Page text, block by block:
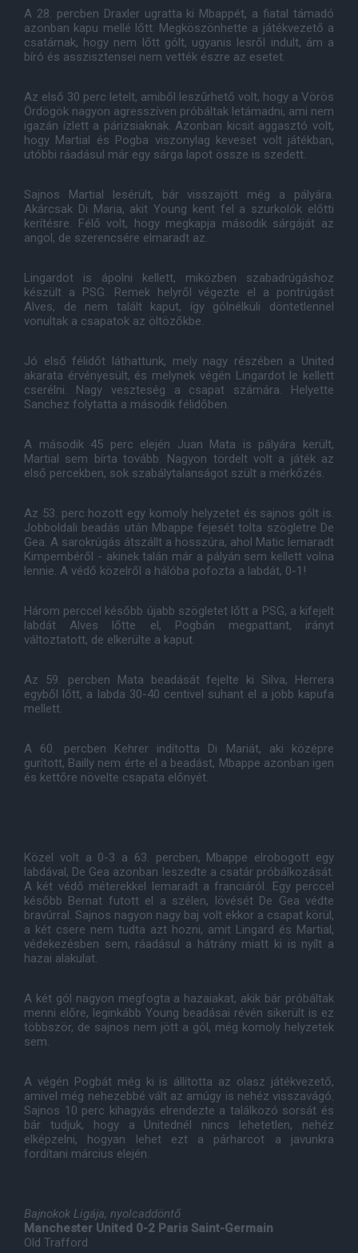
A 28. percben Draxler ugratta ki Mbappét, a fiatal támadó
azonban kapu mellé lőtt. Megköszönhette a játékvezető a
csatárnak, hogy nem lőtt gólt, ugyanis lesről indult, ám a
bíró és asszisztensei nem vették észre az esetet.
Az első 30 perc letelt, amiből leszűrhető volt, hogy a Vörös
Ördögök nagyon agresszíven próbáltak letámadni, ami nem
igazán ízlett a párizsiaknak. Azonban kicsit aggasztó volt,
hogy Martial és Pogba viszonylag keveset volt játékban,
utóbbi ráadásul már egy sárga lapot össze is szedett.
Sajnos Martial lesérült, bár visszajött még a pályára.
Akárcsak Di Maria, akit Young kent fel a szurkolók előtti
kerítésre. Félő volt, hogy megkapja második sárgáját az
angol, de szerencsére elmaradt az.
Lingardot is ápolni kellett, miközben szabadrúgáshoz
készült a PSG. Remek helyről végezte el a pontrúgást
Alves, de nem talált kaput, így gólnélküli döntetlennel
vonultak a csapatok az öltözőkbe.
Jó első félidőt láthattunk, mely nagy részében a United
akarata érvényesült, és melynek végén Lingardot le kellett
cserélni. Nagy veszteség a csapat számára. Helyette
Sanchez folytatta a második félidőben.
A második 45 perc elején Juan Mata is pályára került,
Martial sem bírta tovább. Nagyon tördelt volt a játék az
első percekben, sok szabálytalanságot szült a mérkőzés.
Az 53. perc hozott egy komoly helyzetet és sajnos gólt is.
Jobboldali beadás után Mbappe fejesét tolta szögletre De
Gea. A sarokrúgás átszállt a hosszúra, ahol Matic lemaradt
Kimpembéről - akinek talán már a pályán sem kellett volna
lennie. A védő közelről a hálóba pofozta a labdát, 0-1!
Három perccel később újabb szögletet lőtt a PSG, a kifejelt
labdát Alves lőtte el, Pogbán megpattant, irányt
változtatott, de elkerülte a kaput.
Az 59. percben Mata beadását fejelte ki Silva, Herrera
egyből lőtt, a labda 30-40 centivel suhant el a jobb kapufa
mellett.
A 60. percben Kehrer indította Di Mariát, aki középre
gurított, Bailly nem érte el a beadást, Mbappe azonban igen
és kettőre növelte csapata előnyét.
Közel volt a 0-3 a 63. percben, Mbappe elrobogott egy
labdával, De Gea azonban leszedte a csatár próbálkozását.
A két védő méterekkel lemaradt a franciáról. Egy perccel
később Bernat futott el a szélen, lövését De Gea védte
bravúrral. Sajnos nagyon nagy baj volt ekkor a csapat körül,
a két csere nem tudta azt hozni, amit Lingard és Martial,
védekezésben sem, ráadásul a hátrány miatt ki is nyílt a
hazai alakulat.
A két gól nagyon megfogta a hazaiakat, akik bár próbáltak
menni előre, leginkább Young beadásai révén sikerült is ez
többször, de sajnos nem jött a gól, még komoly helyzetek
sem.
A végén Pogbát még ki is állította az olasz játékvezető,
amivel még nehezebbé vált az amúgy is nehéz visszavágó.
Sajnos 10 perc kihagyás elrendezte a találkozó sorsát és
bár tudjuk, hogy a Unitednél nincs lehetetlen, nehéz
elképzelni, hogyan lehet ezt a párharcot a javunkra
fordítani március elején.
Bajnokok Ligája, nyolcaddöntő
Manchester United 0-2 Paris Saint-Germain
Old Trafford